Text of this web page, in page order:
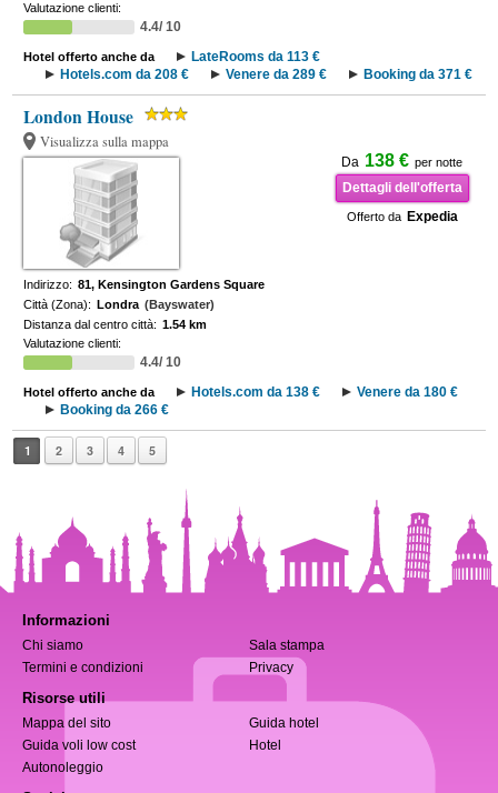
Valutazione clienti:
4.4/ 10
Hotel offerto anche da
LateRooms da 113 €
Hotels.com da 208 €
Venere da 289 € Booking da 371 €
London House
Visualizza sulla mappa
Da 138 € per notte
Dettagli dell'offerta
Offerto da Expedia
Indirizzo: 81, Kensington Gardens Square
Città (Zona): Londra (Bayswater)
Distanza dal centro città: 1.54 km
Valutazione clienti:
4.4/ 10
Hotel offerto anche da Hotels.com da 138 €
Venere da 180 €
Booking da 266 €
1 2 3 4 5
Informazioni
Chi siamo
Sala stampa
Termini e condizioni
Privacy
Risorse utili
Mappa del sito
Guida hotel
Guida voli low cost
Hotel
Autonoleggio